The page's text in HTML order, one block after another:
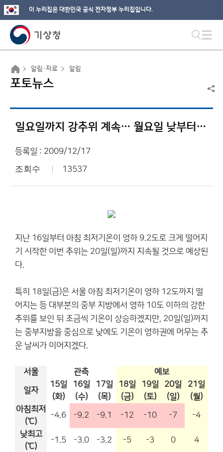
이 누리집은 대한민국 공식 전자정부 누리집입니다.
알림·자료 알림
포토뉴스
일요일까지 강추위 계속… 월요일 낮부터 평년 수준 회복
등록일 : 2009/12/17
조회수 13537
지난 16일부터 아침 최저기온이 영하 9.2도로 크게 떨어지
기 시작한 이번 추위는 20일(일)까지 지속될 것으로 예상된
다.
특히 18일(금)은 서울 아침 최저기온이 영하 12도까지 떨
어지는 등 대부분의 중부 지방에서 영하 10도 이하의 강한
추위를 보인 뒤 조금씩 기온이 상승하겠지만, 20일(일)까지
는 중부지방을 중심으로 낮에도 기온이 영하권에 머무는 추
운 날씨가 이어지겠다.
서울 관측 예보
일자
15일
(화)
16일
(수)
17일
(목)
18일
(금)
19일
(토)
20일
(일)
21일
(월)
아침최저
(℃)
-4.6 -9.2 -9.1 -12 -10 -7 -4
낮최고
(℃)
-1.5 -3.0 -3.2 -5 -3 0 4